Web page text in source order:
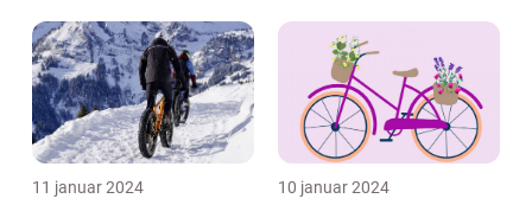
11 januar 2024 10 januar 2024